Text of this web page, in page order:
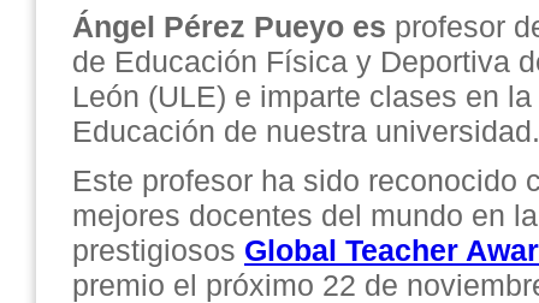
Ángel Pérez Pueyo es profesor
de Educación Física y Deportiva
León (ULE) e imparte clases en
Educación de nuestra universidad.
Este profesor ha sido reconocido
mejores docentes del mundo en
prestigiosos Global Teacher
premio el próximo 22 de